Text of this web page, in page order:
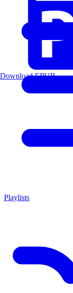
Playlists
Download EPUB